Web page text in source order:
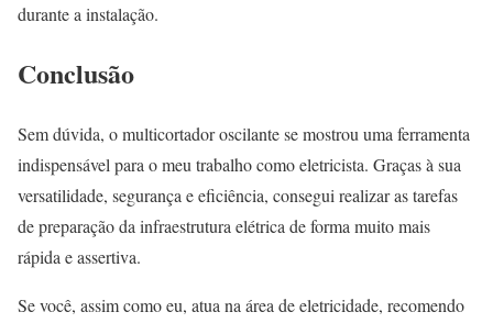
durante a instalação.
Conclusão
Sem dúvida, o multicortador oscilante se mostrou uma ferramenta
indispensável para o meu trabalho como eletricista. Graças à sua
versatilidade, segurança e eficiência, consegui realizar as tarefas
de preparação da infraestrutura elétrica de forma muito mais
rápida e assertiva.
Se você, assim como eu, atua na área de eletricidade, recomendo